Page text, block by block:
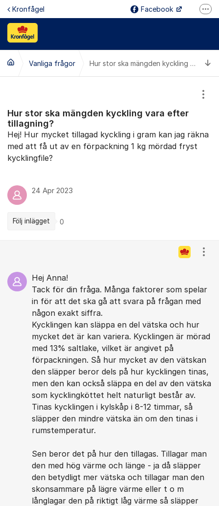
Hoppa till innehåll
Kronfågel Facebook
Youtube
Jobba hos oss
Vanliga frågor Hur stor ska mängden kyckling vara efter tillagning?
Hur stor ska mängden kyckling vara efter
tillagning?
Hej! Hur mycket tillagad kyckling i gram kan jag räkna
med att få ut av en förpackning 1 kg mördad fryst
kycklingfile?
24 Apr 2023
Följ inlägget 0
Hej Anna!
Tack för din fråga. Många faktorer som spelar
in för att det ska gå att svara på frågan med
någon exakt siffra.
Kycklingen kan släppa en del vätska och hur
mycket det är kan variera. Kycklingen är mörad
med 13% saltlake, vilket är angivet på
förpackningen. Så hur mycket av den vätskan
den släpper beror dels på hur kycklingen tinas,
men den kan också släppa en del av den vätska
som kycklingköttet helt naturligt består av.
Tinas kycklingen i kylskåp i 8-12 timmar, så
släpper den mindre vätska än om den tinas i
rumstemperatur.
Sen beror det på hur den tillagas. Tillagar man
den med hög värme och länge - ja då släpper
den betydligt mer vätska och tillagar man den
skonsammare på lägre värme eller t o m
långlagar den på riktigt låg värme så släpper